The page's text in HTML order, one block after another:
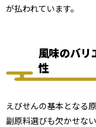
が払われています。
風味のバリ
性
えびせんの基本となる
副原料選びも欠かせな